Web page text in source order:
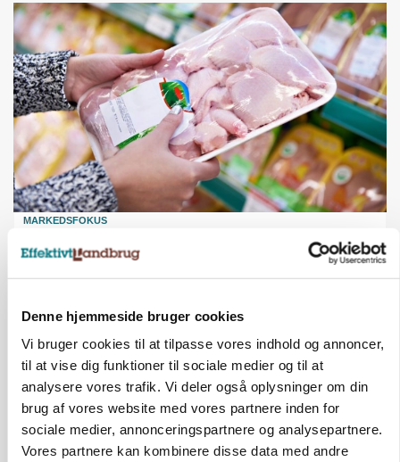
Denne hjemmeside bruger cookies
Vi bruger cookies til at tilpasse vores indhold og annoncer,
til at vise dig funktioner til sociale medier og til at
analysere vores trafik. Vi deler også oplysninger om din
brug af vores website med vores partnere inden for
sociale medier, annonceringspartnere og analysepartnere.
Vores partnere kan kombinere disse data med andre
MARKEDSFOKUS
Prisgab på 20 kroner pr. kg vokser: Polsk kylling
presser markedet